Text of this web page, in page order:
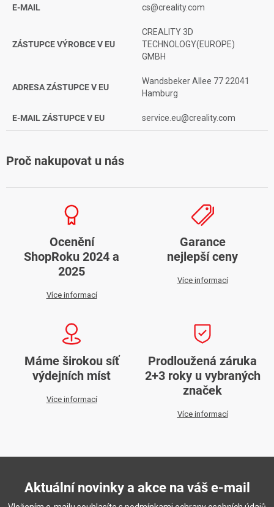
E-MAIL cs@creality.com
ZÁSTUPCE VÝROBCE V EU
CREALITY 3D
TECHNOLOGY(EUROPE)
GMBH
ADRESA ZÁSTUPCE V EU
Wandsbeker Allee 77 22041
Hamburg
E-MAIL ZÁSTUPCE V EU service.eu@creality.com
Proč nakupovat u nás
Ocenění
ShopRoku 2024 a
2025
Více informací
Garance
nejlepší ceny
Více informací
Máme širokou síť
výdejních míst
Více informací
Prodloužená záruka
2+3 roky u vybraných
značek
Více informací
Aktuální novinky a akce na váš e-mail